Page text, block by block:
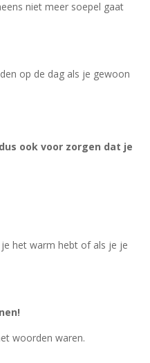
niet meer soepel gaat
op de dag als je gewoon
ook voor zorgen dat je
het warm hebt of als je je
woorden waren.